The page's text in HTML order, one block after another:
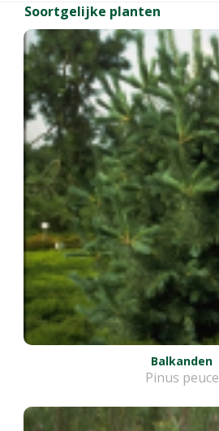
Soortgelijke planten
Balkanden
Pinus peuce